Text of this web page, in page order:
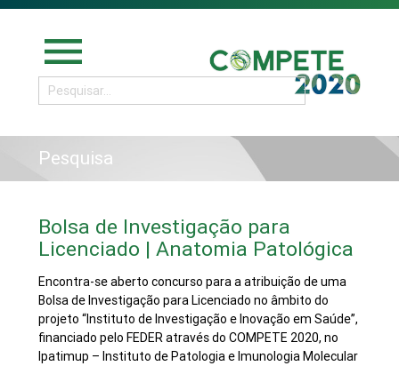
menu
Pesquisa
Bolsa de Investigação para
Licenciado | Anatomia Patológica
Encontra-se aberto concurso para a atribuição de uma
Bolsa de Investigação para Licenciado no âmbito do
projeto “Instituto de Investigação e Inovação em Saúde”,
financiado pelo FEDER através do COMPETE 2020, no
Ipatimup – Instituto de Patologia e Imunologia Molecular